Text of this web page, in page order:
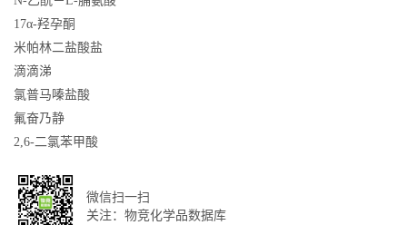
17α-羟孕酮
米帕林二盐酸盐
滴滴涕
氯普马嗪盐酸
氟奋乃静
2,6-二氯苯甲酸
微信扫一扫
关注：物竞化学品数据库